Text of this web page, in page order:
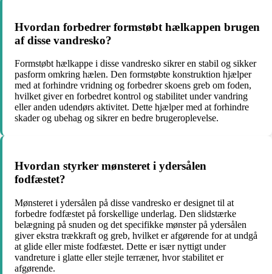
Hvordan forbedrer formstøbt hælkappen brugen
af disse vandresko?
Formstøbt hælkappe i disse vandresko sikrer en stabil og sikker
pasform omkring hælen. Den formstøbte konstruktion hjælper
med at forhindre vridning og forbedrer skoens greb om foden,
hvilket giver en forbedret kontrol og stabilitet under vandring
eller anden udendørs aktivitet. Dette hjælper med at forhindre
skader og ubehag og sikrer en bedre brugeroplevelse.
Hvordan styrker mønsteret i ydersålen
fodfæstet?
Mønsteret i ydersålen på disse vandresko er designet til at
forbedre fodfæstet på forskellige underlag. Den slidstærke
belægning på snuden og det specifikke mønster på ydersålen
giver ekstra trækkraft og greb, hvilket er afgørende for at undgå
at glide eller miste fodfæstet. Dette er især nyttigt under
vandreture i glatte eller stejle terræner, hvor stabilitet er
afgørende.